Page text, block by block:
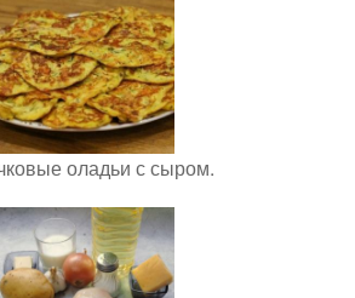
оладьи с сыром.